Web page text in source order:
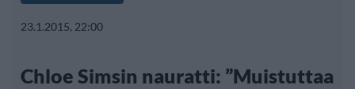
23.1.2015, 22:00
Chloe Simsin nauratti: ”Muistuttaa